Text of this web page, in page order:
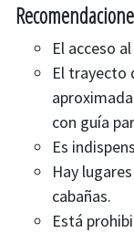
El acceso
El trayecto
con guía
Es
Hay
cabañas.
Está